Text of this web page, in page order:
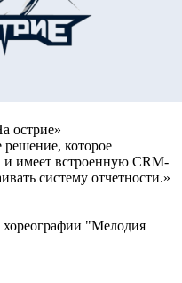
острие»
которое
и имеет встроенную CRM-
систему отчетности.»
хореографии "Мелодия